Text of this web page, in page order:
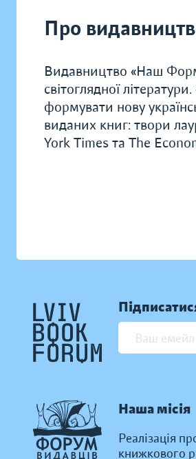
Про
Видавництво «Наш
світоглядної
формувати нову
виданих книг: твори
York Times та The
Наша місія
Реалізація
книжкового